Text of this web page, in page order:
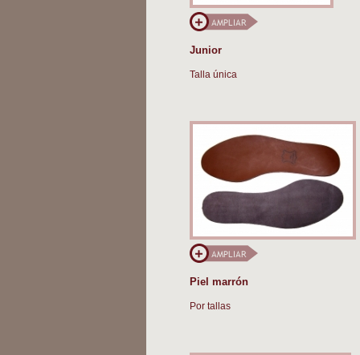
Junior
Talla única
Piel marrón
Por tallas